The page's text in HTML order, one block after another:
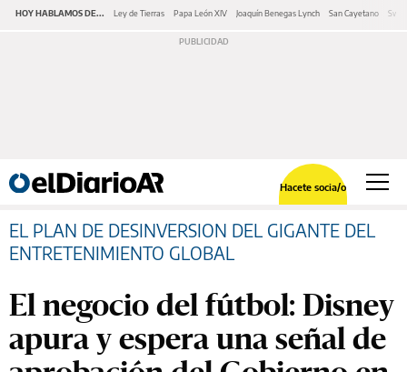
HOY HABLAMOS DE... Ley de Tierras Papa León XIV Joaquín Benegas Lynch San Cayetano
Hacete socia/o
EL PLAN DE DESINVERSION DEL GIGANTE DEL
ENTRETENIMIENTO GLOBAL
El negocio del fútbol: Disney
apura y espera una señal de